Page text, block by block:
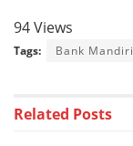
94 Views
Tags: Bank Mandiri
Related Posts